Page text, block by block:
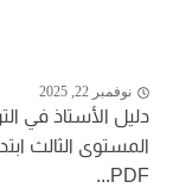
نوفمبر 22, 2025
دليل الأستاذ في
المستوى الثالث
PDF...